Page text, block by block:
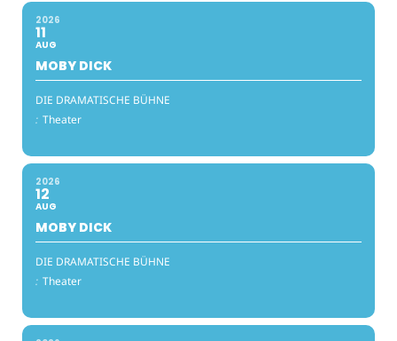
2026
11
AUG
MOBY DICK
DIE DRAMATISCHE BÜHNE
: Theater
2026
12
AUG
MOBY DICK
DIE DRAMATISCHE BÜHNE
: Theater